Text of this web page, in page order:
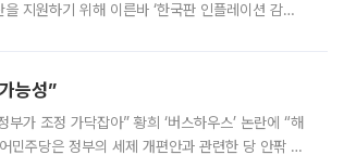
지원하기 위해 이른바 ‘한국판 인플레이션 감축
능성”
가 조정 가닥잡아” 황희 ‘버스하우스’ 논란에 “해
민주당은 정부의 세제 개편안과 관련한 당 안팎 의